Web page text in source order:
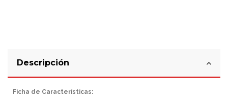
Descripción
Ficha de Características: